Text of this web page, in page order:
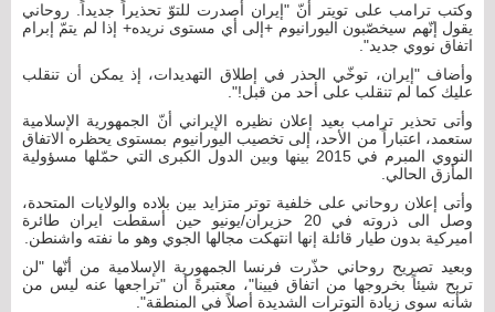
وكتب ترامب على تويتر أنّ "إيران أصدرت للتوّ تحذيراً جديداً. روحاني
يقول إنّهم سيخصّبون اليورانيوم +إلى أي مستوى نريده+ إذا لم يتمّ إبرام
اتفاق نووي جديد".
وأضاف "إيران، توخّي الحذر في إطلاق التهديدات، إذ يمكن أن تنقلب
عليك كما لم تنقلب على أحد من قبل!".
وأتى تحذير ترامب بعيد إعلان نظيره الإيراني أنّ الجمهورية الإسلامية
ستعمد، اعتباراً من الأحد، إلى تخصيب اليورانيوم بمستوى يحظره الاتفاق
النووي المبرم في 2015 بينها وبين الدول الكبرى التي حمّلها مسؤولية
المأزق الحالي.
وأتى إعلان روحاني على خلفية توتر متزايد بين بلاده والولايات المتحدة،
وصل الى ذروته في 20 حزيران/يونيو حين أسقطت ايران طائرة
اميركية بدون طيار قائلة إنها انتهكت مجالها الجوي وهو ما نفته واشنطن.
وبعيد تصريح روحاني حذّرت فرنسا الجمهورية الإسلامية من أنّها "لن
تربح شيئاً بخروجها من اتفاق فيينا"، معتبرةً أن "تراجعها عنه ليس من
شأنه سوى زيادة التوترات الشديدة أصلاً في المنطقة".